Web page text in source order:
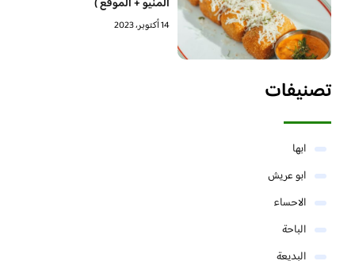
14 أكتوبر، 2023
تصنيفات
ابها
ابو عريش
الاحساء
الباحة
البديعة